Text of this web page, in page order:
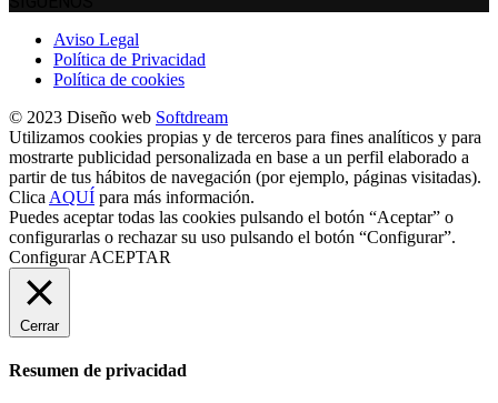
Aviso Legal
Política de Privacidad
Política de cookies
© 2023 Diseño web Softdream
Utilizamos cookies propias y de terceros para fines analíticos y para
mostrarte publicidad personalizada en base a un perfil elaborado a
partir de tus hábitos de navegación (por ejemplo, páginas visitadas).
Clica AQUÍ para más información.
Puedes aceptar todas las cookies pulsando el botón “Aceptar” o
configurarlas o rechazar su uso pulsando el botón “Configurar”.
Configurar ACEPTAR
Cerrar
Resumen de privacidad